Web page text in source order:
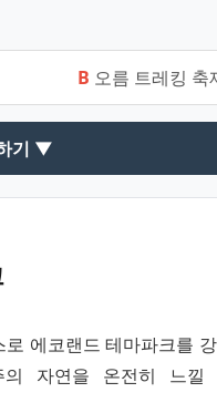
B 오름 트레킹 축
기 ▼
에코랜드 테마파크를
의 자연을 온전히 느